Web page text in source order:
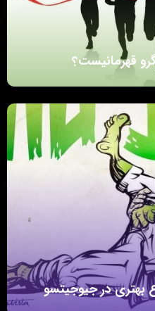
قهرمانیست؟
بهتری در جیوجیتسو